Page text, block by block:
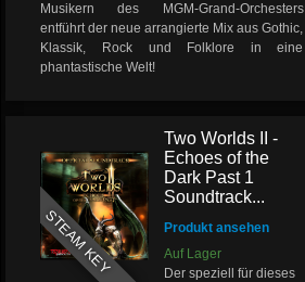
Musikern des MGM-Grand-Orchesters
entführt der neue arrangierte Mix aus Gothic,
Klassik, Rock und Folklore in eine
phantastische Welt!
STEAM KEY
Two Worlds II -
Echoes of the
Dark Past 1
Soundtrack...
Produkt ansehen
Auf Lager
Der speziell für dieses